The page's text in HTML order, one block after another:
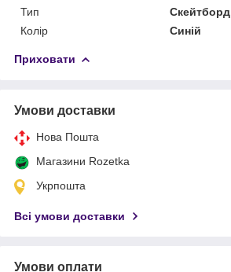
Тип
Скейтборд
Колір
Синій
Приховати
Умови доставки
Нова Пошта
Магазини Rozetka
Укрпошта
Всі умови доставки
Умови оплати